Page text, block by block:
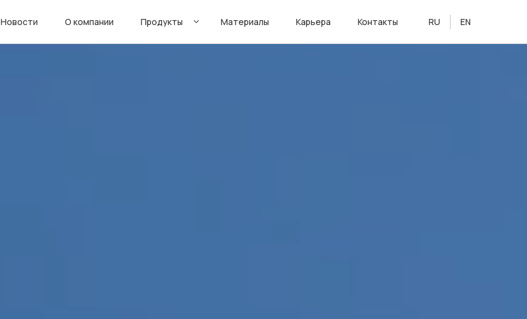
Новости О компании Продукты Материалы Карьера Контакты RU EN